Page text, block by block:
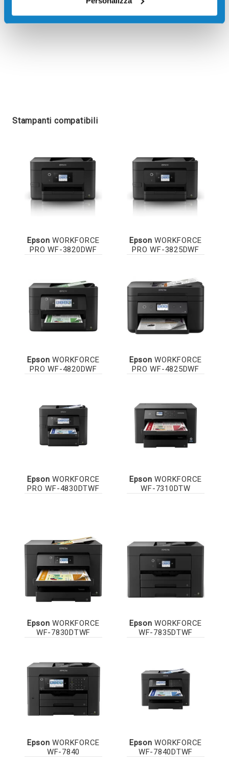
Stampanti compatibili
Epson WORKFORCE
PRO WF-3820DWF
Epson WORKFORCE
PRO WF-3825DWF
Epson WORKFORCE
PRO WF-4820DWF
Epson WORKFORCE
PRO WF-4825DWF
Epson WORKFORCE
PRO WF-4830DTWF
Epson WORKFORCE
WF-7310DTW
Epson WORKFORCE
WF-7830DTWF
Epson WORKFORCE
WF-7835DTWF
Epson WORKFORCE
WF-7840
Epson WORKFORCE
WF-7840DTWF